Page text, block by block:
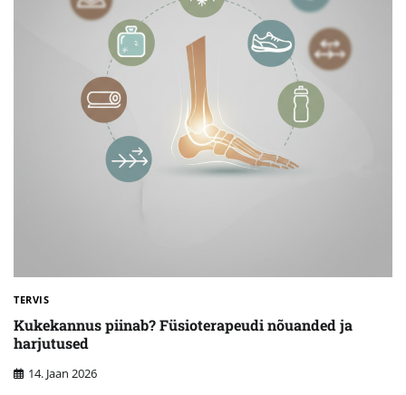
TERVIS
Kukekannus piinab? Füsioterapeudi nõuanded ja
harjutused
14. Jaan 2026